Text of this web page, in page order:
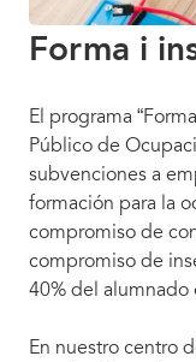
Forma i
El programa
Público de
subvenciones a
formación para la
compromiso de
compromiso de
40% del
En nuestro centro